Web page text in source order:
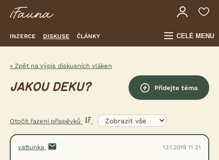
INZERCE DISKUSE ČLÁNKY CELÉ MENU
« Zpět na výpis diskusních vláken
JAKOU DEKU? Přidejte téma
Otočit řazení příspěvků
vattunka 13.1.2019 11:21